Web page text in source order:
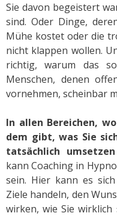
Sie davon begeistert
sind. Oder Dinge,
Mühe kostet oder die
nicht klappen wollen.
richtig, warum das
Menschen, denen
vornehmen, scheinbar
In allen Bereichen,
dem gibt, was Sie
tatsächlich
kann Coaching in
sein. Hier kann es
Ziele handeln, den
wirken, wie Sie